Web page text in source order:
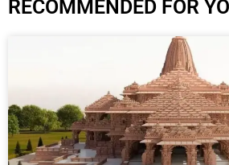
RECOMMENDED FOR